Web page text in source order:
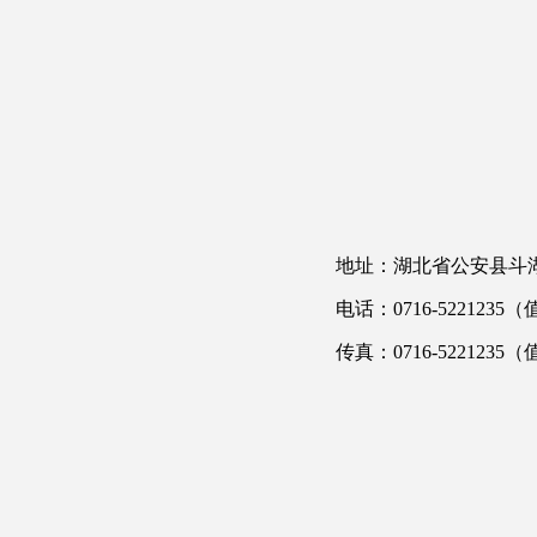
地址：湖北省公安县斗
电话：0716-5221235
传真：0716-5221235（